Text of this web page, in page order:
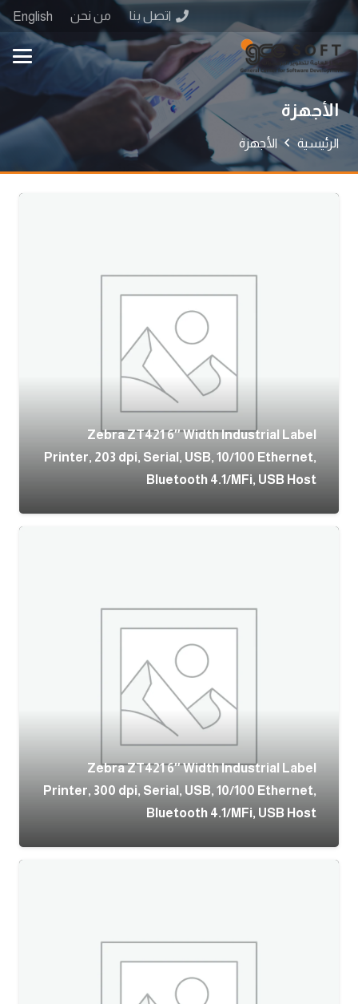
اتصل بنا من نحن English
الأجهزة
الرئيسية الأجهزة
Zebra ZT421 6″ Width Industrial Label
Printer, 203 dpi, Serial, USB, 10/100 Ethernet,
Bluetooth 4.1/MFi, USB Host
Zebra ZT421 6″ Width Industrial Label
Printer, 300 dpi, Serial, USB, 10/100 Ethernet,
Bluetooth 4.1/MFi, USB Host